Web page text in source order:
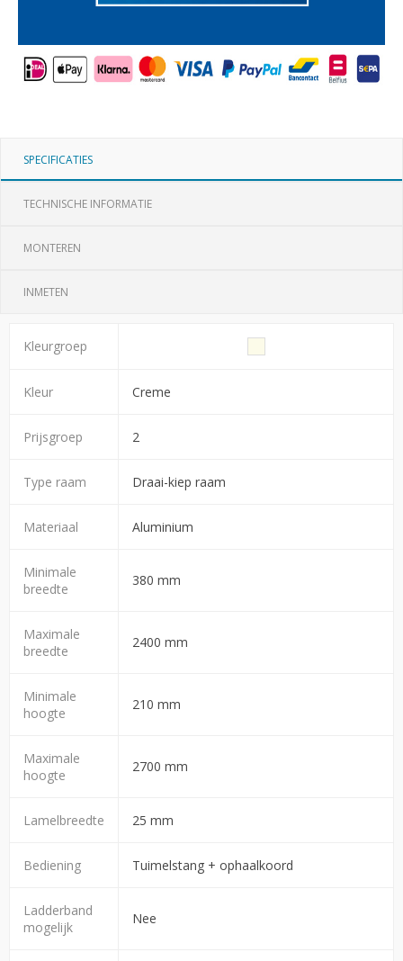
SPECIFICATIES
TECHNISCHE INFORMATIE
MONTEREN
INMETEN
Kleurgroep
Kleur Creme
Prijsgroep 2
Type raam Draai-kiep raam
Materiaal Aluminium
Minimale
breedte
380 mm
Maximale
breedte
2400 mm
Minimale
hoogte
210 mm
Maximale
hoogte
2700 mm
Lamelbreedte 25 mm
Bediening Tuimelstang + ophaalkoord
Ladderband
mogelijk
Nee